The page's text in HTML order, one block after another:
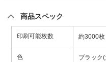
商品スペック
印刷可能枚数 約3000枚
色 ブラック